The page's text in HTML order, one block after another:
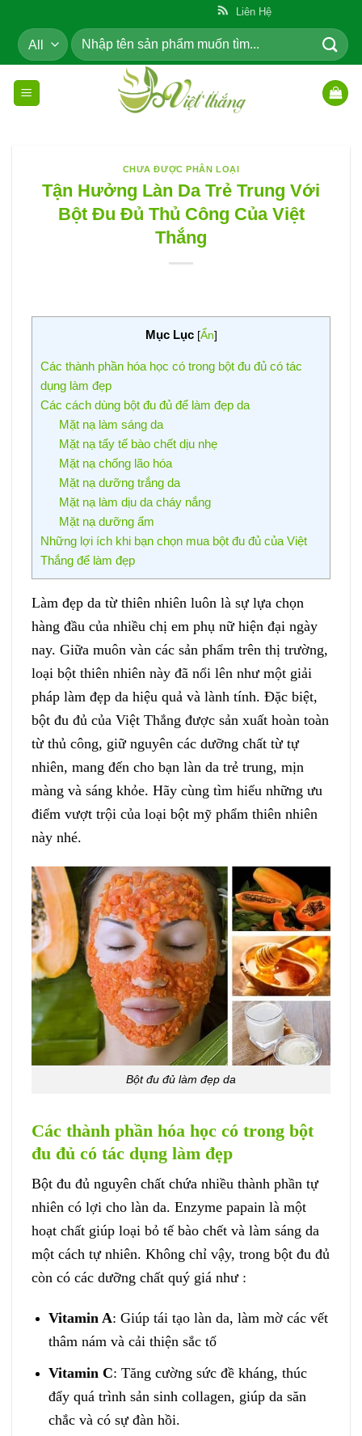
content
Liên Hệ
Tìm
kiếm:
CHƯA ĐƯỢC PHÂN LOẠI
Tận Hưởng Làn Da Trẻ Trung Với
Bột Đu Đủ Thủ Công Của Việt
Thắng
Mục Lục [Ẩn]
Các thành phần hóa học có trong bột đu đủ có tác
dụng làm đẹp
Các cách dùng bột đu đủ để làm đẹp da
Mặt nạ làm sáng da
Mặt nạ tẩy tế bào chết dịu nhẹ
Mặt nạ chống lão hóa
Mặt nạ dưỡng trắng da
Mặt nạ làm dịu da cháy nắng
Mặt nạ dưỡng ẩm
Những lợi ích khi bạn chọn mua bột đu đủ của Việt
Thắng để làm đẹp
Làm đẹp da từ thiên nhiên luôn là sự lựa chọn
hàng đầu của nhiều chị em phụ nữ hiện đại ngày
nay. Giữa muôn vàn các sản phẩm trên thị trường,
loại bột thiên nhiên này đã nổi lên như một giải
pháp làm đẹp da hiệu quả và lành tính. Đặc biệt,
bột đu đủ của Việt Thắng được sản xuất hoàn toàn
từ thủ công, giữ nguyên các dưỡng chất từ tự
nhiên, mang đến cho bạn làn da trẻ trung, mịn
màng và sáng khỏe. Hãy cùng tìm hiểu những ưu
điểm vượt trội của loại bột mỹ phẩm thiên nhiên
này nhé.
Bột đu đủ làm đẹp da
Các thành phần hóa học có trong bột
đu đủ có tác dụng làm đẹp
Bột đu đủ nguyên chất chứa nhiều thành phần tự
nhiên có lợi cho làn da. Enzyme papain là một
hoạt chất giúp loại bỏ tế bào chết và làm sáng da
một cách tự nhiên. Không chỉ vậy, trong bột đu đủ
còn có các dưỡng chất quý giá như :
Vitamin A: Giúp tái tạo làn da, làm mờ các vết
thâm nám và cải thiện sắc tố
Vitamin C: Tăng cường sức đề kháng, thúc
đẩy quá trình sản sinh collagen, giúp da săn
chắc và có sự đàn hồi.